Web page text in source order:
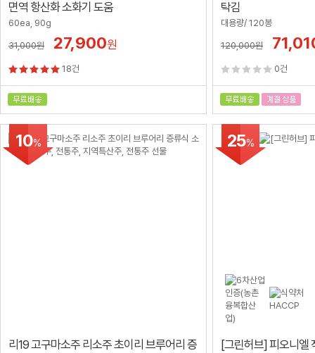
면역 항산화 소화기 도움
60ea, 90g
31,000원 27,900원
18건
탁김
대용량/ 120봉
120,000원
0건
10%
리19 고구마소주 리소주 초이리 브루어리 증
25%
[그린허브] 피오니엘